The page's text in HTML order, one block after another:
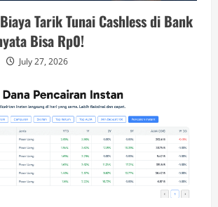
Tarik Tunai Cashless di Bank
Bisa Rp0!
July 27, 2026